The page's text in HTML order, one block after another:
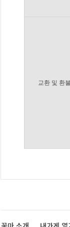
교환 및 환